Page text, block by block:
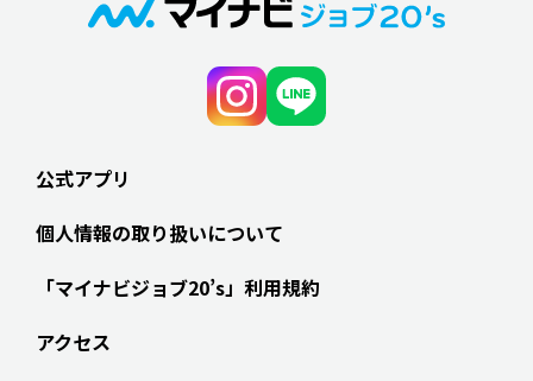
公式アプリ
個人情報の取り扱いについて
「マイナビジョブ20’s」利用規約
アクセス